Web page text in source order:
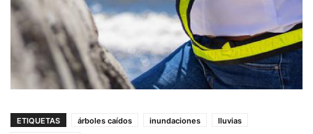
ETIQUETAS árboles caídos inundaciones
lluvias